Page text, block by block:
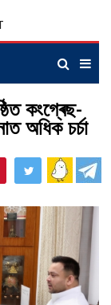
কংগ্ৰেছ-
অধিক চৰ্চা